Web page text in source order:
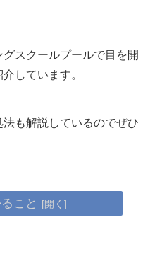
スクールプールで目を開
しています。
も解説しているのでぜひ
こと